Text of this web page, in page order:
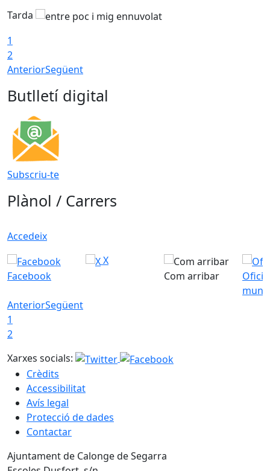
Tarda
1
2
AnteriorSegüent
Butlletí digital
Subscriu-te
Plànol / Carrers
Accedeix
Facebook
X
Com arribar
AnteriorSegüent
1
2
Xarxes socials:
Crèdits
Accessibilitat
Avís legal
Protecció de dades
Contactar
Ajuntament de Calonge de Segarra